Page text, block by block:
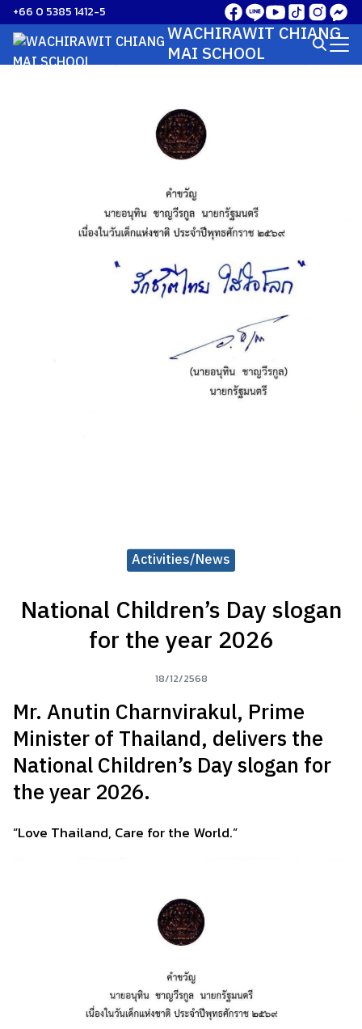
Skip
to
content
+66 0 5385 1412-5
WACHIRAWIT CHIANG
MAI SCHOOL
Search
for:
Activities/News
National Children’s Day slogan
for the year 2026
18/12/2568
Mr. Anutin Charnvirakul, Prime
Minister of Thailand, delivers the
National Children’s Day slogan for
the year 2026.
“Love Thailand, Care for the World.”